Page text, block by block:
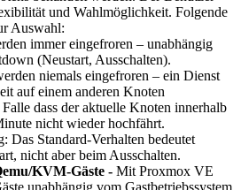
und Wahlmöglichkeit. Folgende
Auswahl:
immer eingefroren – unabhängig
(Neustart, Ausschalten).
niemals eingefroren – ein Dienst
auf einem anderen Knoten
dass der aktuelle Knoten innerhalb
nicht wieder hochfährt.
Das Standard-Verhalten bedeutet
nicht aber beim Ausschalten.
KVM-Gäste - Mit Proxmox VE
unabhängig vom Gastbetriebssystem